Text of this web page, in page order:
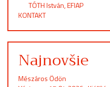
TÓTH István, EFIAP
KONTAKT
Najnovšie
Mészáros Ödön